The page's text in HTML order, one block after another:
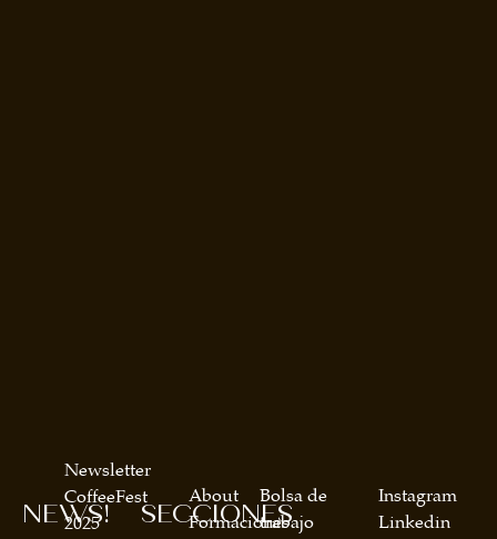
SECCIONES
About
Formaciones
Bolsa de
trabajo
NEWS!
Newsletter
CoffeeFest
2025
Instagram
Linkedin